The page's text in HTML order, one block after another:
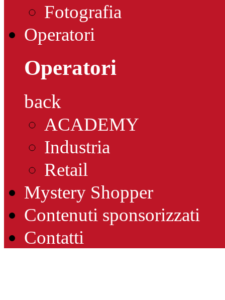
Fotografia
Operatori
Operatori
back
ACADEMY
Industria
Retail
Mystery Shopper
Contenuti sponsorizzati
Contatti